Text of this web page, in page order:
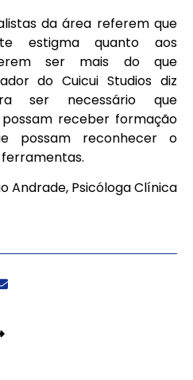
da área referem que
estigma quanto aos
ser mais do que
do Cuicui Studios diz
ser necessário que
receber formação
possam reconhecer o
Andrade, Psicóloga Clínica